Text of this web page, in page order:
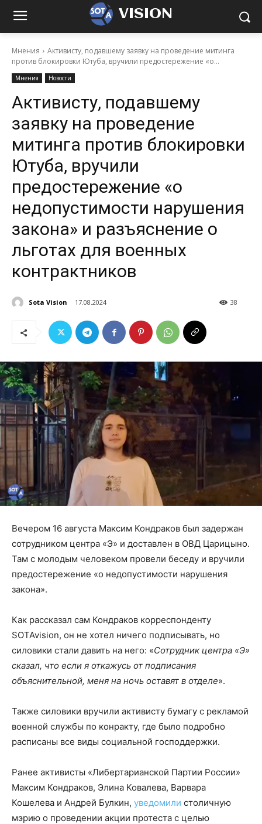
VISION
Мнения
Активисту, подавшему заявку на проведение митинга
против блокировки Ютуба, вручили предостережение «о...
Мнения Новости
Активисту, подавшему
заявку на проведение
митинга против блокировки
Ютуба, вручили
предостережение «о
недопустимости нарушения
закона» и разъяснение о
льготах для военных
контрактников
Sota Vision 17.08.2024 38
Вечером 16 августа Максим Кондраков был задержан
сотрудником центра «Э» и доставлен в ОВД Царицыно.
Там с молодым человеком провели беседу и вручили
предостережение «о недопустимости нарушения
закона».
Как рассказал сам Кондраков корреспонденту
SOTAvision, он не хотел ничего подписывать, но
силовики стали давить на него: «Сотрудник центра «Э»
сказал, что если я откажусь от подписания
объяснительной, меня на ночь оставят в отделе».
Также силовики вручили активисту бумагу с рекламой
военной службы по конракту, где было подробно
расписаны все виды социальной господдержки.
Ранее активисты «Либертарианской Партии России»
Максим Кондраков, Элина Ковалева, Варвара
Кошелева и Андрей Булкин, уведомили столичную
мэрию о проведении акции протеста с целью